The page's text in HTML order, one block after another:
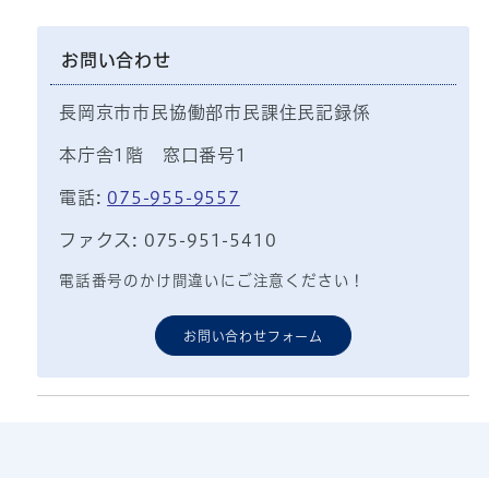
お問い合わせ
長岡京市市民協働部市民課住民記録係
本庁舎1階 窓口番号1
電話: 075-955-9557
ファクス: 075-951-5410
電話番号のかけ間違いにご注意ください！
お問い合わせフォーム